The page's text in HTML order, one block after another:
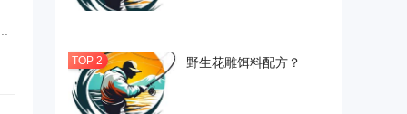
野生花雕饵料配方？